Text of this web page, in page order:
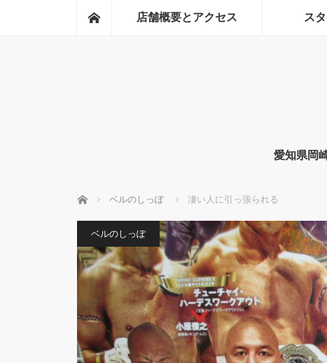
ホーム店舗概要とアクセス ス
愛知県岡
ホーム ベルのしっぽ 凄い人に引っ張られる
ベルのしっぽ